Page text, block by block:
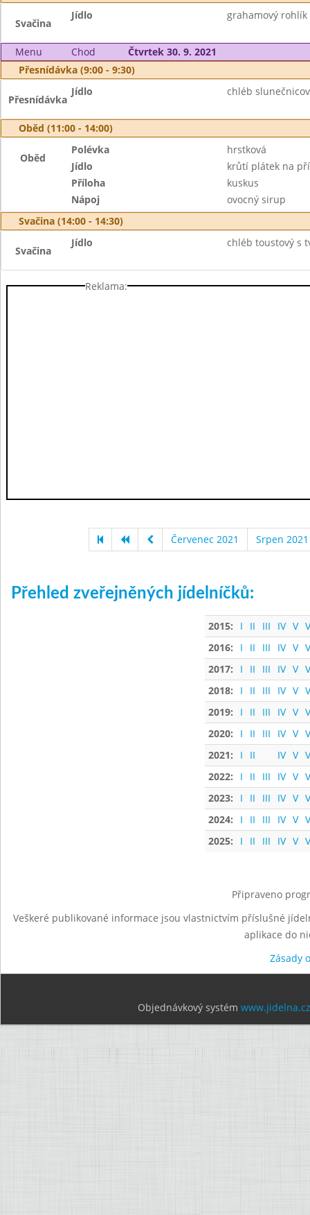
Svačina
Jídlo grahamový rohlík
Menu Chod
Čtvrtek 30. 9. 2021
Přesnídávka (9:00 - 9:30)
Přesnídávka
Jídlo chléb
Oběd (11:00 - 14:00)
Oběd
Polévka
hrstková
Jídlo
krůtí plátek na
Příloha
kuskus
Nápoj
ovocný sirup
Svačina (14:00 - 14:30)
Svačina
Jídlo chléb toustový s
Reklama:
Červenec 2021 Srpen 2021
Přehled zveřejněných jídelníčků:
2015: I II III IV V
2016:
I II III IV V
2017:
I II III IV V
2018:
I II III IV V
2019:
I II III IV V
2020:
I II III IV V
2021:
I II IV V
2022:
I II III IV V
2023:
I II III IV V
2024:
I II III IV V
2025:
I II III IV V
Připraveno
Veškeré publikované informace jsou vlastnictvím příslušné
aplikace do
Zásady
Objednávkový systém www.jidelna.cz